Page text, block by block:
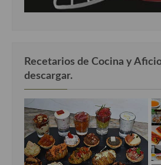
Recetarios de Cocina y
descargar.